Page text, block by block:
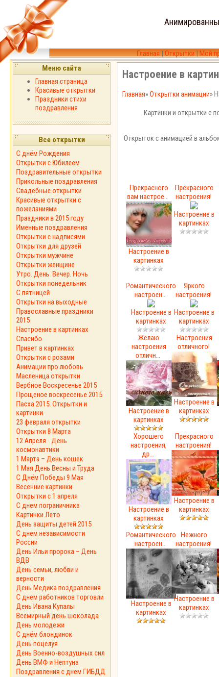
Главная|Открытки|Мой
Меню сайта
Главная страница
Красивые открытки
Праздники стихи
поздравления
Все открытки
С днём Рождения
Открытки с Юбилеем
Поздравительные открытки
Прикольные поздравления
Свадебные открытки
Красивые открытки с
пожеланиями
Праздники в 2015 году
Именные поздравления
Открытки с надписями
Открытки для друзей
Открытки мужчине
Открытки женщине
Утро. День. Вечер. Ночь
Открытки понедельник
С пятницей
Открытки на выходные
Православные праздники
2015
Настроение в картинках
Спасибо
Привет в картинках
Открытки с розами
Анимации про любовь
Масленица открытки
Вербное Воскресенье 2015
Прощеное воскресенье 2015
Пасха 2015. Открытки и
картинки.
23 февраля открытки
Открытки 8 Марта
12 Апреля - День
космонавтики
1 Марта – День кошек
1 Мая День Весны и Труда
С Днём Победы 9 Мая
Весенние картинки
Открытки с 1 апреля
С днем пограничника
Картинки Лето
День защиты детей 2015
С днем независимости
России
День Ильи пророка – День
ВДВ
День семьи, любви и
верности
День Медика поздравления
С днем работников торговли
День Ивана Купалы
Всемирный день шоколада
День молодежи
С днём блондинок
День поцелуя
День Военно-воздушных сил
День ВМФ и Нептуна
Поздравления с днем ГИБДД
Настроение в
Главная»Открытки анимации»
Картинки и открытки с
Открыток с анимацией в
Прекрасного
вам настрое...
Настроение в
картинках
Прекрасного
настроения!
Настроение в
картинках
Романтического
настроен...
Настроение в
картинках
Яркого
настроения!
Настроение в
картинках
Желаю
настроения
отличн...
Настроение в
картинках
Настроения
отличного!
Настроение в
картинках
Хорошего
настроения,
др...
Настроение в
картинках
Прекрасного
настроения!
Настроение в
картинках
Романтического
настроен...
Настроение в
картинках
Нежного
настроения!
Настроение в
картинках